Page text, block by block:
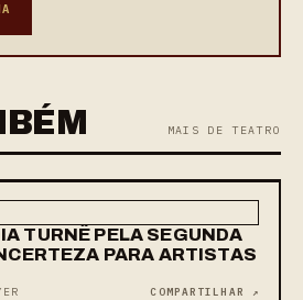
MAIS DE TEATRO
TURNÊ PELA SEGUNDA
PARA ARTISTAS
COMPARTILHAR ↗